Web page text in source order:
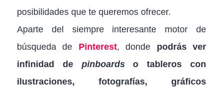
posibilidades que te queremos ofrecer.
Aparte del siempre interesante motor de
búsqueda de Pinterest, donde podrás ver
infinidad de pinboardso tableros con
ilustraciones, fotografías, gráficos